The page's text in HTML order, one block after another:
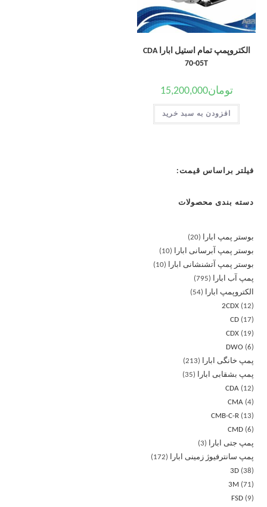
الکتروپمپ تمام استیل ابارا CDA
70-05T
تومان15,200,000
افزودن به سبد خرید
فیلتر براساس قیمت:
دسته بندی محصولات
بوستر پمپ ابارا
20
بوستر پمپ آبرسانی ابارا
10
بوستر پمپ آتشنشانی ابارا
10
پمپ آب ابارا
795
الکتروپمپ ابارا
54
2CDX
12
CD
17
CDX
19
DWO
6
پمپ خانگی ابارا
213
پمپ بشقابی ابارا
35
CDA
12
CMA 4
CMB-C-R
13
CMD 6
پمپ جتی ابارا
3
پمپ سانترفیوژ زمینی ابارا
172
3D 38
3M
71
FSD
9